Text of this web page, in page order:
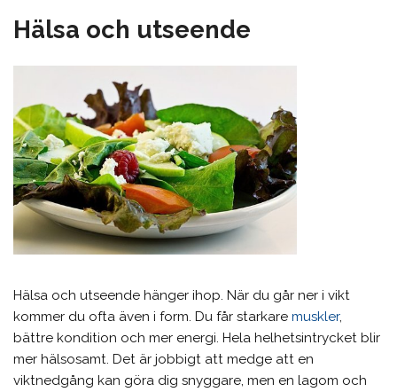
Hälsa och utseende
Hälsa och utseende hänger ihop. När du går ner i vikt
kommer du ofta även i form. Du får starkaremuskler,
bättre kondition och mer energi. Hela helhetsintrycket blir
mer hälsosamt. Det är jobbigt att medge att en
viktnedgång kan göra dig snyggare, men en lagom och